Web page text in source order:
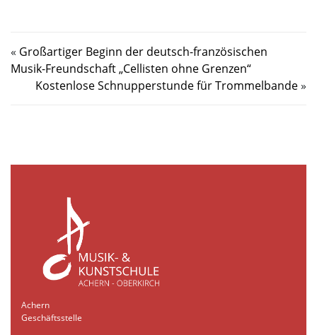
« Großartiger Beginn der deutsch-französischen
Musik-Freundschaft „Cellisten ohne Grenzen“
Kostenlose Schnupperstunde für Trommelbande»
Achern
Geschäftsstelle